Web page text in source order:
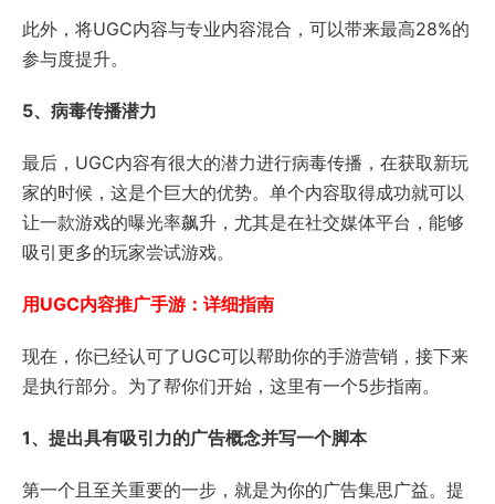
此外，将UGC内容与专业内容混合，可以带来最高28%的
参与度提升。
5、病毒传播潜力
最后，UGC内容有很大的潜力进行病毒传播，在获取新玩
家的时候，这是个巨大的优势。单个内容取得成功就可以
让一款游戏的曝光率飙升，尤其是在社交媒体平台，能够
吸引更多的玩家尝试游戏。
用UGC内容推广手游：详细指南
现在，你已经认可了UGC可以帮助你的手游营销，接下来
是执行部分。为了帮你们开始，这里有一个5步指南。
1、提出具有吸引力的广告概念并写一个脚本
第一个且至关重要的一步，就是为你的广告集思广益。提